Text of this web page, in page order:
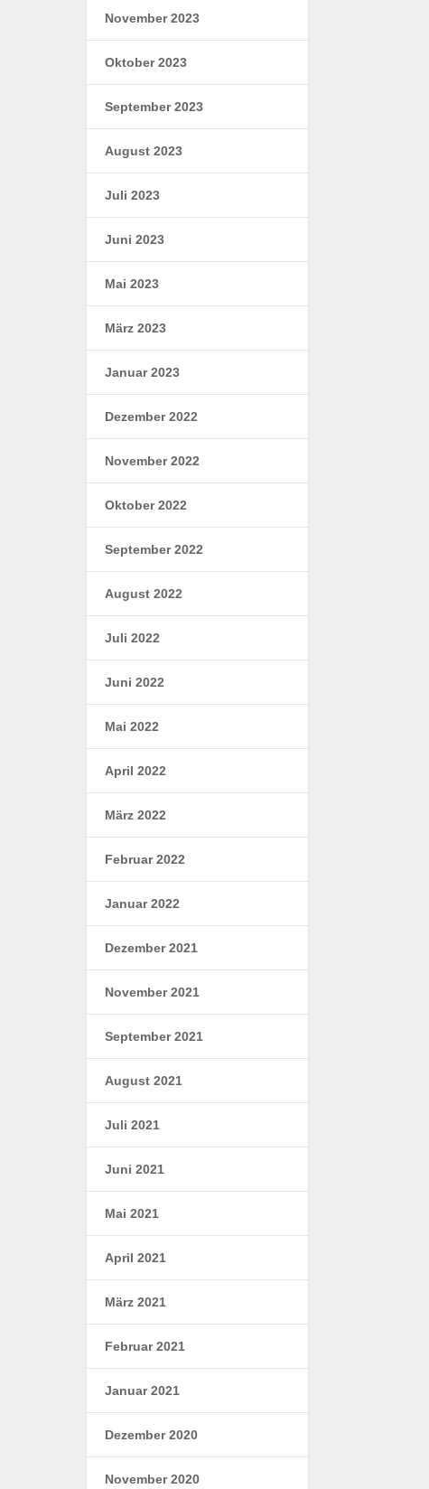
November 2023
Oktober 2023
September 2023
August 2023
Juli 2023
Juni 2023
Mai 2023
März 2023
Januar 2023
Dezember 2022
November 2022
Oktober 2022
September 2022
August 2022
Juli 2022
Juni 2022
Mai 2022
April 2022
März 2022
Februar 2022
Januar 2022
Dezember 2021
November 2021
September 2021
August 2021
Juli 2021
Juni 2021
Mai 2021
April 2021
März 2021
Februar 2021
Januar 2021
Dezember 2020
November 2020